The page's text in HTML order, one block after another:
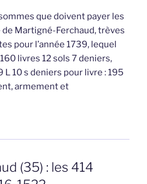
que doivent payer les
Martigné-Ferchaud, trèves
pour l’année 1739, lequel
livres 12 sols 7 deniers,
L 10 s deniers pour livre : 195
armement et
(35) : les 414